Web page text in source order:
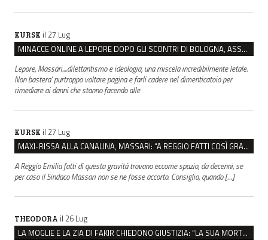
KURSK il 27 Lug
MINACCE ONLINE A LEPORE DOPO GLI SCONTRI DI BOLOGNA, ASSEGNATA LA SCORTA AL SINDACO
Lepore, Massari....dilettantismo e ideologia, una miscela incredibilmente letale.
Non bastera' purtroppo voltare pagina e farli cadere nel dimenticatoio per
rimediare ai danni che stanno facendo alle
KURSK il 27 Lug
MAXI-RISSA ALLA CANALINA, MASSARI: “A REGGIO FATTI COSÌ GRAVI NON DEVONO TROVARE SPAZIO”
A Reggio Emilia fatti di questa gravità trovano eccome spazio, da decenni, se
per caso il Sindaco Massari non se ne fosse accorto. Consiglio, quando […]
THEODORA il 26 Lug
LA MOGLIE E LA ZIA DI FAKIR CHIEDONO GIUSTIZIA: “LA SUA MORTE CRIMINE CONTRO L’UMANITÀ”